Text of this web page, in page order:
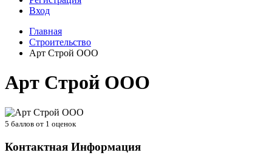
Вход
Главная
Строительство
Арт Строй ООО
Арт Строй ООО
5 баллов от 1 оценок
Контактная Информация